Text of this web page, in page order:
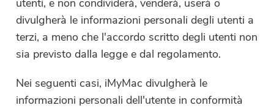
utenti, e non condividerà, venderà, userà o
divulgherà le informazioni personali degli utenti a
terzi, a meno che l'accordo scritto degli utenti non
sia previsto dalla legge e dal regolamento.
Nei seguenti casi, iMyMac divulgherà le
informazioni personali dell'utente in conformità